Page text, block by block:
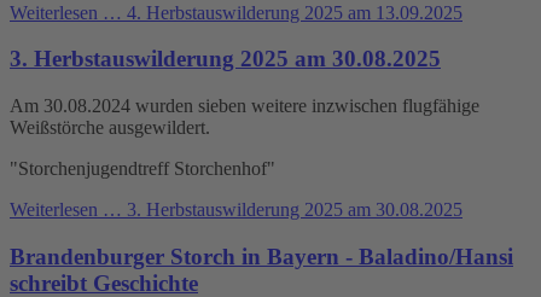
Weiterlesen … 4. Herbstauswilderung 2025 am 13.09.2025
3. Herbstauswilderung 2025 am 30.08.2025
Am 30.08.2024 wurden sieben weitere inzwischen flugfähige
Weißstörche ausgewildert.
"Storchenjugendtreff Storchenhof"
Weiterlesen … 3. Herbstauswilderung 2025 am 30.08.2025
Brandenburger Storch in Bayern - Baladino/Hansi
schreibt Geschichte